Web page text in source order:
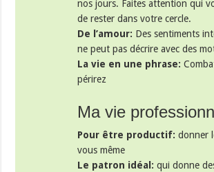
nos jours. Faites attention qui
de rester dans votre cercle.
De l’amour: Des sentiments
ne peut pas décrire avec des
La vie en une phrase:
périrez
Ma vie
Pour être productif: donner
vous même
Le patron idéal: qui donne